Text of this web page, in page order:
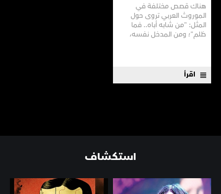
هناك قصص مختلفة في
الموروث العربي تروى حول
المثل: "من شابه أباه.. فما
ظلم"؛ ومن المدخل نفسه،
خلاصة أحد أجمل مواضيع هذا
العدد "قواعد العشق بلغة
اقرأ
استكشاف